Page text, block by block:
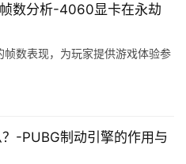
数分析-4060显卡在永劫
数表现，为玩家提供游戏体验参
-PUBG制动引擎的作用与